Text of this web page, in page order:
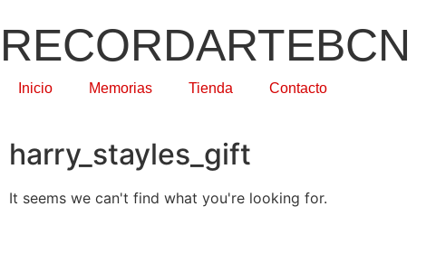
RECORDARTEBCN
Inicio Memorias Tienda Contacto
harry_stayles_gift
It seems we can't find what you're looking for.